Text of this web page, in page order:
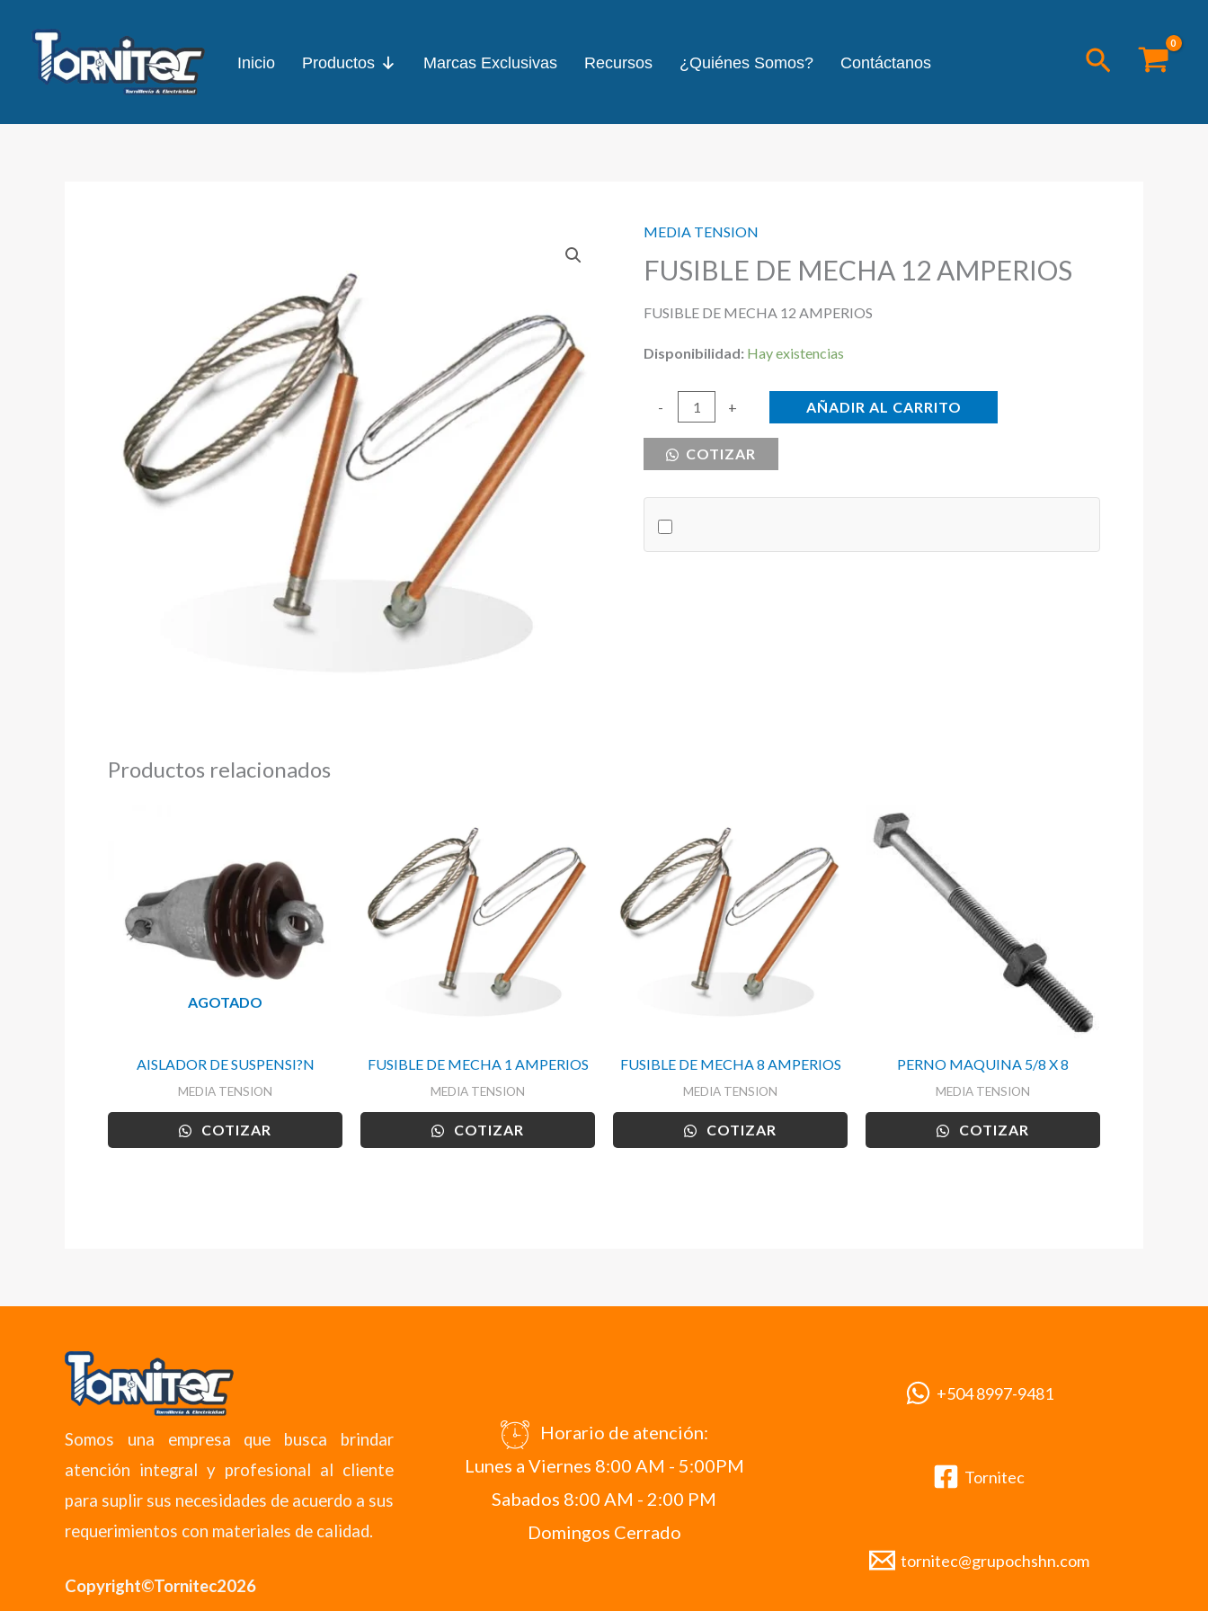
contenido
Inicio Productos Marcas Exclusivas Recursos ¿Quiénes Somos? Contáctanos Buscar
MEDIA TENSION
FUSIBLE DE MECHA 12 AMPERIOS
FUSIBLE DE MECHA 12 AMPERIOS
Disponibilidad: Hay existencias
-
FUSIBLE
MECHA
cantidad
+ AÑADIR AL CARRITO
COTIZAR
Productos relacionados
AGOTADO
AISLADOR DE SUSPENSI?N
MEDIA TENSION
COTIZAR
FUSIBLE DE MECHA 1 AMPERIOS
MEDIA TENSION
COTIZAR
FUSIBLE DE MECHA 8 AMPERIOS
MEDIA TENSION
COTIZAR
PERNO MAQUINA 5/8 X 8
MEDIA TENSION
COTIZAR
Somos una empresa que busca brindar
atención integral y profesional al cliente
para suplir sus necesidades de acuerdo a sus
requerimientos con materiales de calidad.
Copyright©Tornitec2026
Horario de atención:
Lunes a Viernes 8:00 AM - 5:00PM
Sabados 8:00 AM - 2:00 PM
Domingos Cerrado
+504 8997-9481
Tornitec
tornitec@grupochshn.com